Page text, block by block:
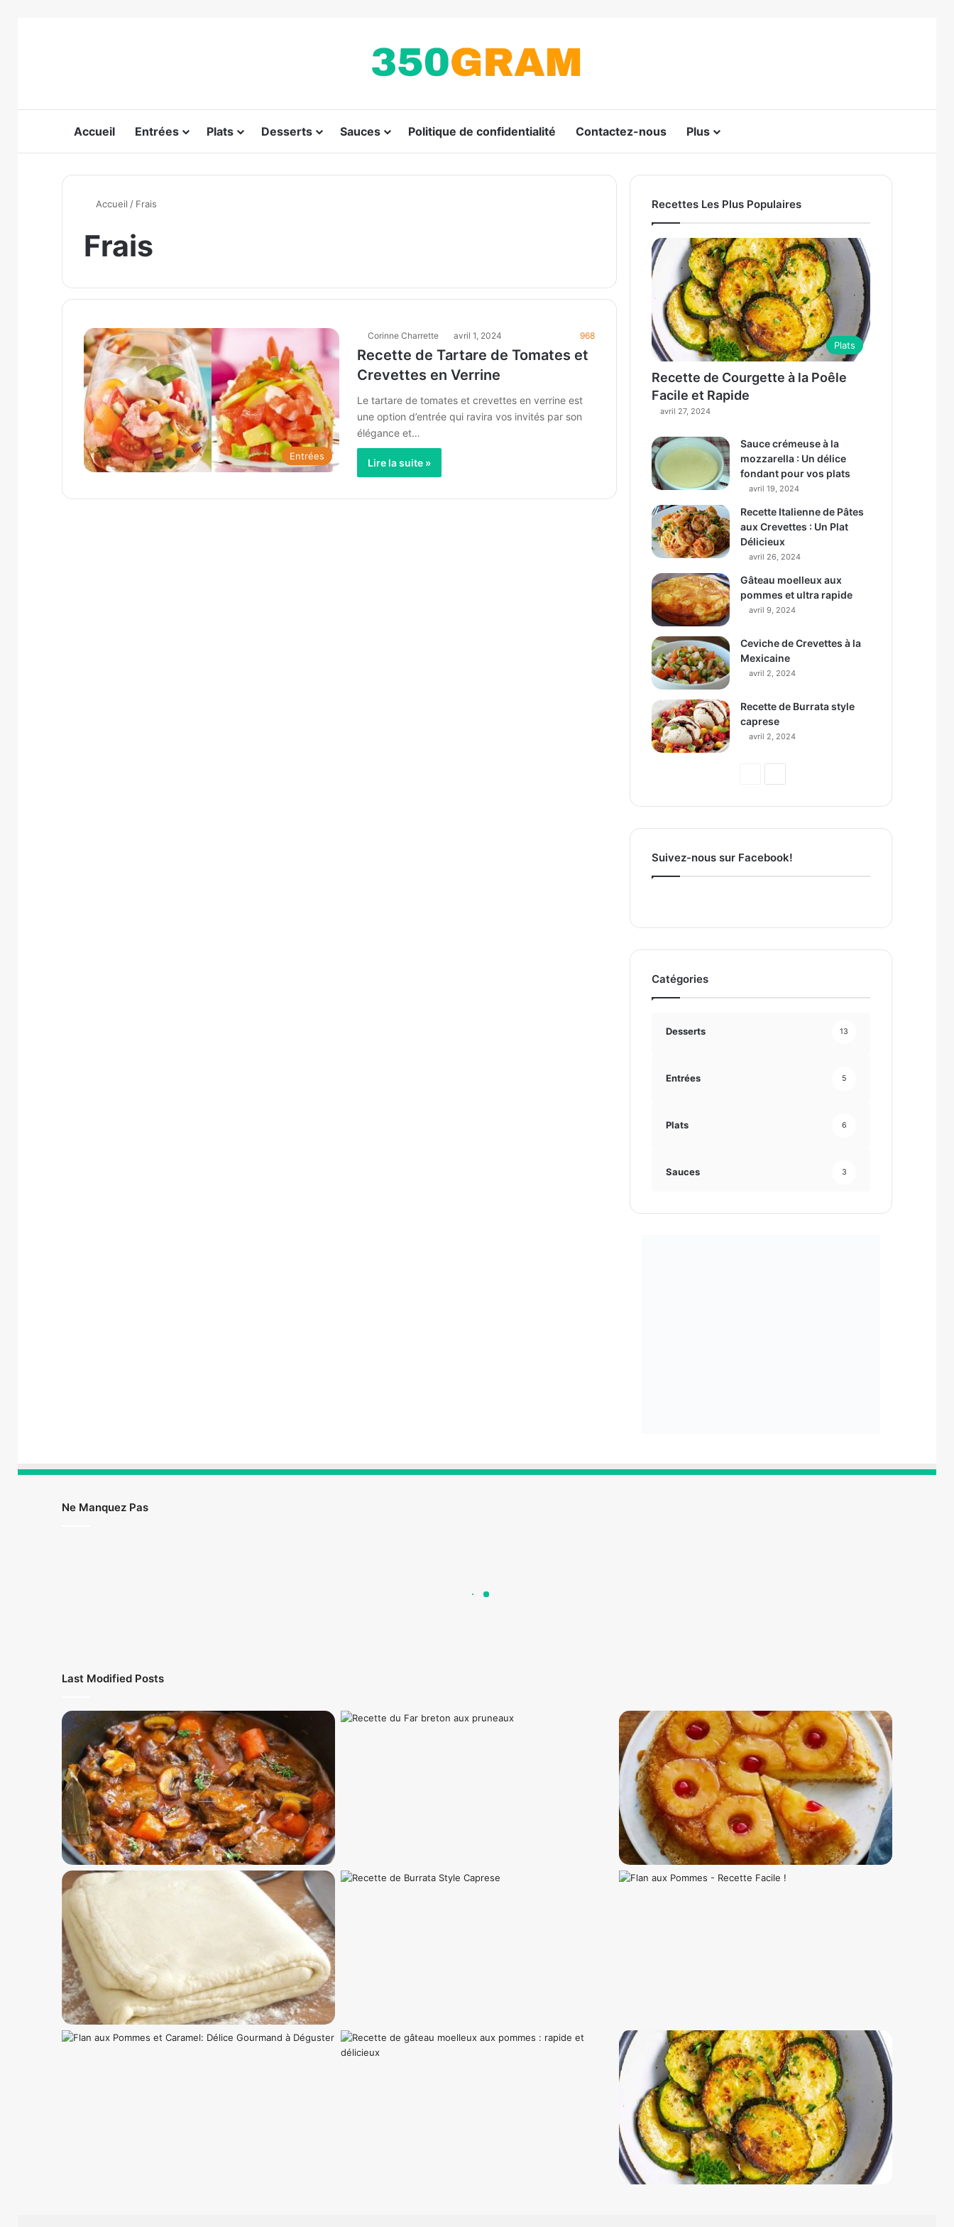
Accueil Entrées Plats Desserts Sauces Politique de confidentialité Contactez-nous Plus
Accueil / Frais
Frais
Entrées
Corinne Charrette avril 1, 2024 968
Recette de Tartare de Tomates et
Crevettes en Verrine
Le tartare de tomates et crevettes en verrine est
une option d’entrée qui ravira vos invités par son
élégance et…
Lire la suite »
Recettes Les Plus Populaires
Plats
Recette de Courgette à la Poêle
Facile et Rapide
avril 27, 2024
Sauce crémeuse à la
mozzarella : Un délice
fondant pour vos plats
avril 19, 2024
Recette Italienne de Pâtes
aux Crevettes : Un Plat
Délicieux
avril 26, 2024
Gâteau moelleux aux
pommes et ultra rapide
avril 9, 2024
Ceviche de Crevettes à la
Mexicaine
avril 2, 2024
Recette de Burrata style
caprese
avril 2, 2024
p
d
s
n
Suivez-nous sur Facebook!
Catégories
Desserts 13
Entrées 5
Plats 6
Sauces 3
Ne Manquez Pas
Last Modified Posts